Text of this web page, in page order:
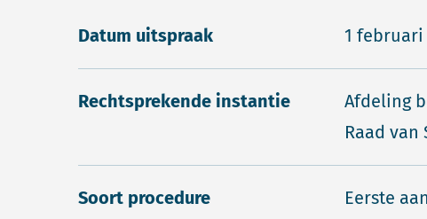
Datum uitspraak 1 februari
Rechtsprekende instantie
Afdeling
Raad van
Soort procedure Eerste